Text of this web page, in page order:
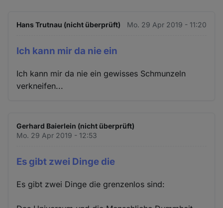
Hans Trutnau (nicht überprüft) Mo. 29 Apr 2019 - 11:20
Ich kann mir da nie ein
Ich kann mir da nie ein gewisses Schmunzeln
verkneifen...
Gerhard Baierlein (nicht überprüft)
Mo. 29 Apr 2019 - 12:53
Es gibt zwei Dinge die
Es gibt zwei Dinge die grenzenlos sind: